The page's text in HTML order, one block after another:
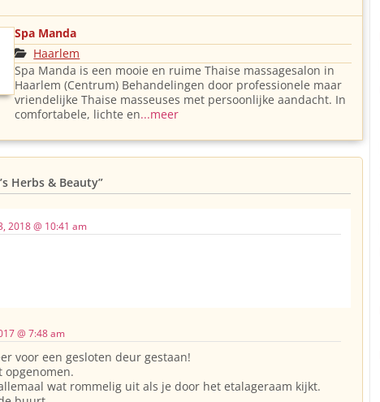
Spa Manda
Haarlem
Spa Manda is een mooie en ruime Thaise massagesalon in
Haarlem (Centrum) Behandelingen door professionele maar
vriendelijke Thaise masseuses met persoonlijke aandacht. In
comfortabele, lichte en...meer
Herbs & Beauty”
2018 @ 10:41 am
@ 7:48 am
voor een gesloten deur gestaan!
opgenomen.
wat rommelig uit als je door het etalageraam kijkt.